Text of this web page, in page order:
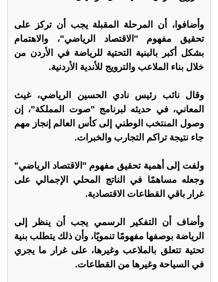
وأضافوا، أن المرحلة المقبلة يجب أن تركز على
تحقيق مفهوم "الاقتصاد الرياضي"، والاهتمام
بشكل أكبر بالبنية التحتية للرياضة في الأردن من
خلال بناء الملاعب والترويج للأندية الأردنية.
وقال نائب رئيس نادي الحسين الرياضي، غيث
المعاني، في حديثه لبرنامج "صوت المملكة"، إن
وصول المنتخب الوطني إلى كأس العالم إنجاز مهم
جاء نتيجة تراكم التجارب والخبرات.
ولفت إلى أهمية تحقيق مفهوم "الاقتصاد الرياضي"
وجعله مساهمًا في الناتج المحلي الإجمالي على
غرار باقي القطاعات الاقتصادية.
وأضاف أن التفكير الرسمي يجب أن ينظر إلى
الرياضة بوصفها مفهومًا تنمويًا، وأن ذلك يتطلب بنية
تحتية تتعلق بالملاعب وغيرها، على غرار ما يجري
في السياحة وغيرها من القطاعات.